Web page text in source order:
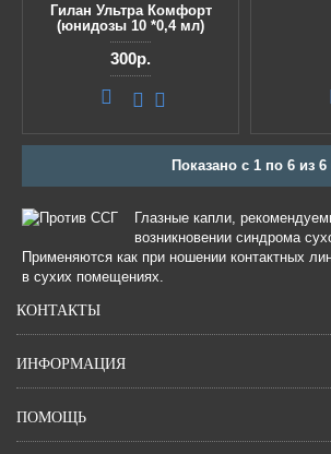
Гилан Ультра Комфорт
(юнидозы 10 *0,4 мл)
300р.
Показано с 1 по 6 из 6
Глазные капли,
возникновении синдрома
Применяются как при ношении контактных
в сухих помещениях.
КОНТАКТЫ
ИНФОРМАЦИЯ
ПОМОЩЬ